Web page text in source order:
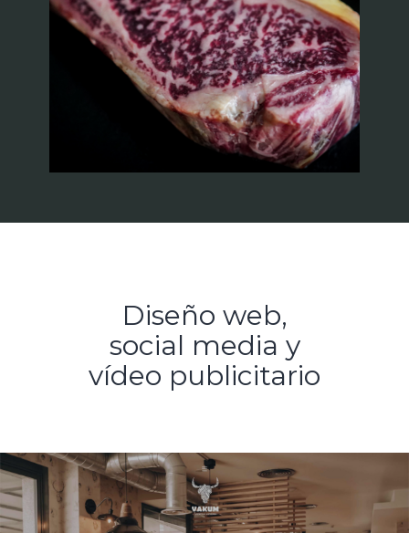
Diseño web,
social media y
vídeo publicitario